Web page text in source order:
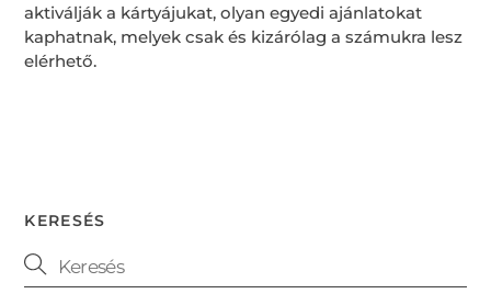
aktiválják a kártyájukat, olyan egyedi ajánlatokat
kaphatnak, melyek csak és kizárólag a számukra lesz
elérhető.
KERESÉS